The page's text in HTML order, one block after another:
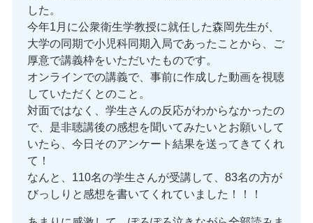
した。
今年1月に公衆衛生学教授に就任した森岡先生が、
大学の同期で小児科同期入局であったことから、ご
厚意で講義枠をいただいたものです。
オンラインでの講義で、事前に作成した動画を視聴
していただくとのこと。
対面ではなく、学生さんの反応がわからなかったの
で、是非聴講後の感想を聞いてみたいとお願いして
いたら、今日そのアンケート結果を送ってきてくれ
て！
なんと、110名の学生さんが受講して、83名の方が
びっしりと感想を書いてくれていました！！！